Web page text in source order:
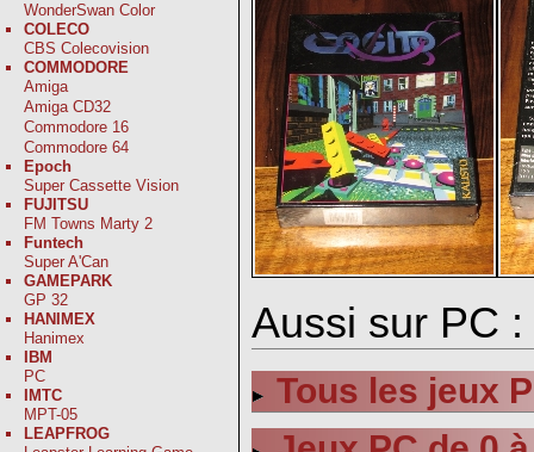
WonderSwan Color
COLECO
CBS Colecovision
COMMODORE
Amiga
Amiga CD32
Commodore 16
Commodore 64
Epoch
Super Cassette Vision
FUJITSU
FM Towns Marty 2
Funtech
Super A'Can
GAMEPARK
GP 32
HANIMEX
Hanimex
IBM
PC
IMTC
MPT-05
LEAPFROG
Aussi sur PC :
Tous les jeux